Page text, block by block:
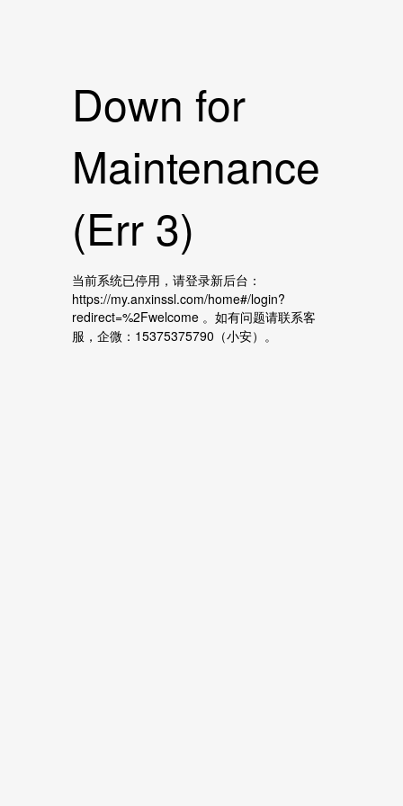
Down for
Maintenance
(Err 3)
当前系统已停用，请登录新后台：
https://my.anxinssl.com/home#/login?
redirect=%2Fwelcome 。如有问题请联系客
服，企微：15375375790（小安）。